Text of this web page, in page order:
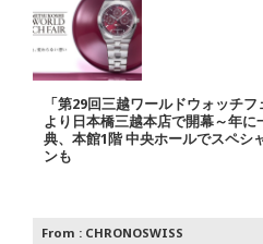
「第29回三越ワールドウォッチ
より日本橋三越本店で開幕～年に
典、本館1階 中央ホールでスペシ
ンも
From : CHRONOSWISS